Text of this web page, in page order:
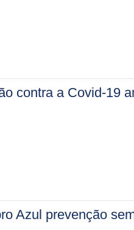
contra a Covid-19
Azul prevenção